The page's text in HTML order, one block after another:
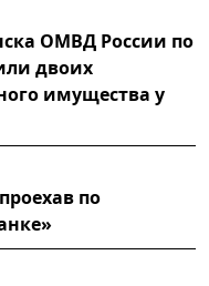
ОМВД России по
двоих
имущества у
по